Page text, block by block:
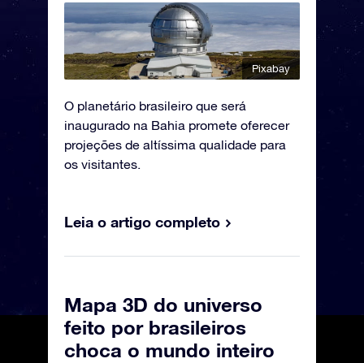
Pixabay
O planetário brasileiro que será
inaugurado na Bahia promete oferecer
projeções de altíssima qualidade para
os visitantes.
Leia o artigo completo
Mapa 3D do universo
feito por brasileiros
choca o mundo inteiro